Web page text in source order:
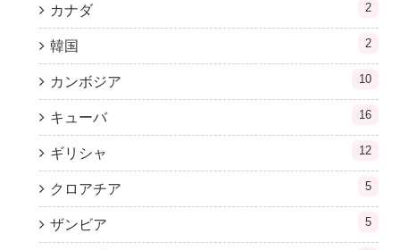
カナダ 2
韓国 2
カンボジア 10
キューバ 16
ギリシャ 12
クロアチア 5
ザンビア 5